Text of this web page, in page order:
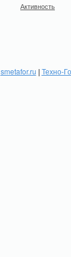
Активность
smetafor.ru | Техно-